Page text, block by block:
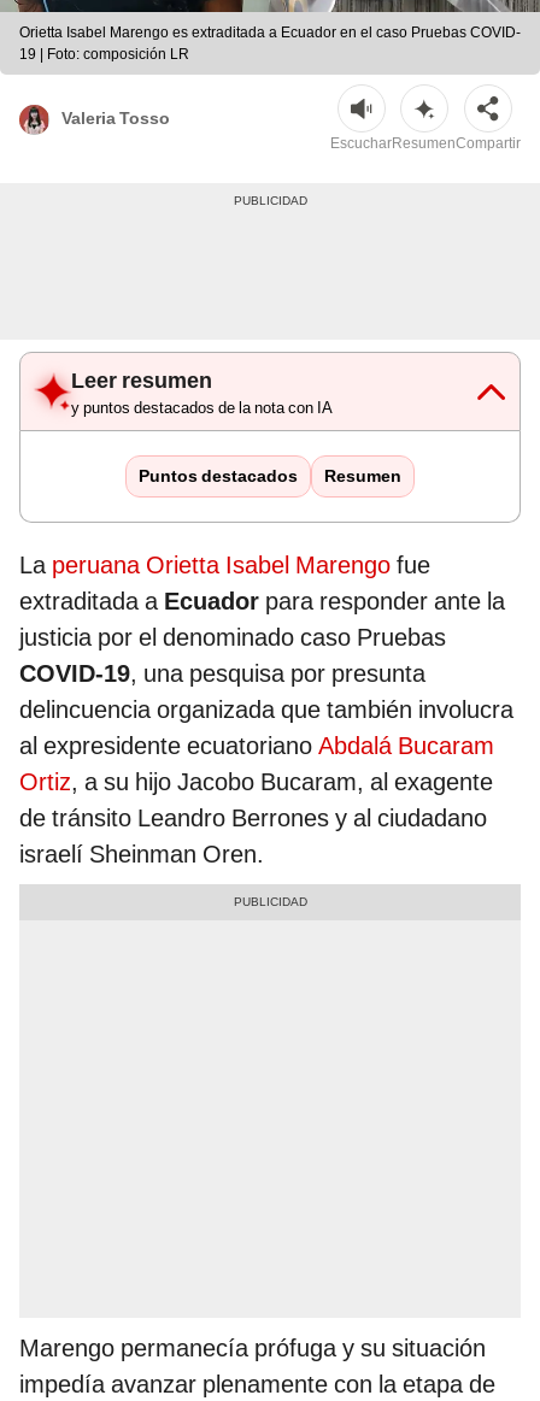
Orietta Isabel Marengo es extraditada a Ecuador en el caso Pruebas COVID-
19 | Foto: composición LR
Valeria Tosso
EscucharResumenCompartir
Leer resumen
y puntos destacados de la nota con IA
Puntos destacados Resumen
La peruana Orietta Isabel Marengo fue
extraditada a Ecuador para responder ante la
justicia por el denominado caso Pruebas
COVID-19, una pesquisa por presunta
delincuencia organizada que también involucra
al expresidente ecuatoriano Abdalá Bucaram
Ortiz, a su hijo Jacobo Bucaram, al exagente
de tránsito Leandro Berrones y al ciudadano
israelí Sheinman Oren.
Marengo permanecía prófuga y su situación
impedía avanzar plenamente con la etapa de